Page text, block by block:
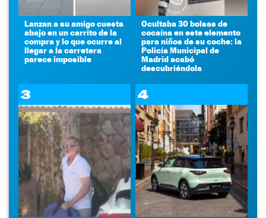
Lanzan a su amigo cuesta
abajo en un carrito de la
compra y lo que ocurre al
llegar a la carretera
parece imposible
Ocultaba 30 bolsas de
cocaína en este elemento
para niños de su coche: la
Policía Municipal de
Madrid acabó
descubriéndola
3 4